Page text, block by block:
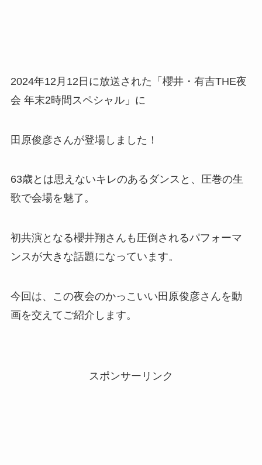
2024年12月12日に放送された「櫻井・有吉THE夜
会 年末2時間スペシャル」に
田原俊彦さんが登場しました！
63歳とは思えないキレのあるダンスと、圧巻の生
歌で会場を魅了。
初共演となる櫻井翔さんも圧倒されるパフォーマ
ンスが大きな話題になっています。
今回は、この夜会のかっこいい田原俊彦さんを動
画を交えてご紹介します。
スポンサーリンク